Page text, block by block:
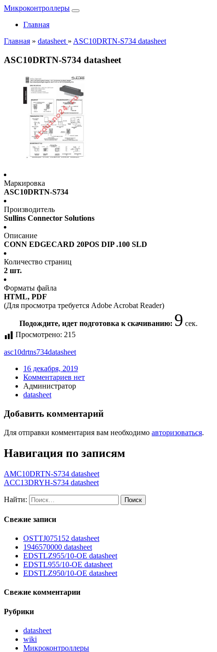
Микроконтроллеры
Главная
Главная » datasheet » ASC10DRTN-S734 datasheet
ASC10DRTN-S734 datasheet
Маркировка
ASC10DRTN-S734
Производитель
Sullins Connector Solutions
Описание
CONN EDGECARD 20POS DIP .100 SLD
Количество страниц
2 шт.
Форматы файла
HTML, PDF
(Для просмотра требуется Adobe Acrobat Reader)
Подождите, идет подготовка к скачиванию: 9 сек.
Просмотрено: 215
asc10drtns734datasheet
16 декабря, 2019
Комментариев нет
Администратор
datasheet
Добавить комментарий
Для отправки комментария вам необходимо авторизоваться.
Навигация по записям
AMC10DRTN-S734 datasheet
ACC13DRYH-S734 datasheet
Найти:
Свежие записи
OSTTJ075152 datasheet
1946570000 datasheet
EDSTLZ955/10-OE datasheet
EDSTL955/10-OE datasheet
EDSTLZ950/10-OE datasheet
Свежие комментарии
Рубрики
datasheet
wiki
Микроконтроллеры